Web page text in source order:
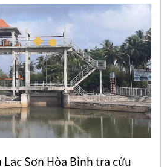
Lạc Sơn Hòa Bình tra cứu